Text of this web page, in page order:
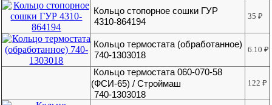
Кольцо стопорное сошки ГУР
4310-864194
35₽
Кольцо термостата (обработанное)
740-1303018
6.10₽
Кольцо термостата 060-070-58
(ФСИ-65) / Строймаш
740-1303018
122₽